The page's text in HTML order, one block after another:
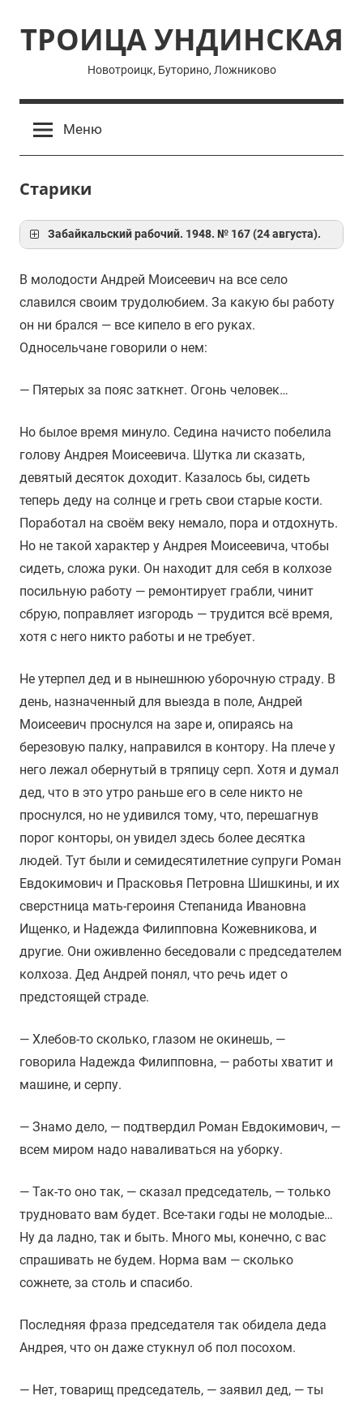
содержимому
ТРОИЦА УНДИНСКАЯ
Новотроицк, Буторино, Ложниково
Меню
Старики
Забайкальский рабочий. 1948. № 167 (24 августа).
В молодости Андрей Моисеевич на все село
славился своим трудолюбием. За какую бы работу
он ни брался — все кипело в его руках.
Односельчане говорили о нем:
— Пятерых за пояс заткнет. Огонь человек…
Но былое время минуло. Седина начисто побелила
голову Андрея Моисеевича. Шутка ли сказать,
девятый десяток доходит. Казалось бы, сидеть
теперь деду на солнце и греть свои старые кости.
Поработал на своём веку немало, пора и отдохнуть.
Но не такой характер у Андрея Моисеевича, чтобы
сидеть, сложа руки. Он находит для себя в колхозе
посильную работу — ремонтирует грабли, чинит
сбрую, поправляет изгородь — трудится всё время,
хотя с него никто работы и не требует.
Не утерпел дед и в нынешнюю уборочную страду. В
день, назначенный для выезда в поле, Андрей
Моисеевич проснулся на заре и, опираясь на
березовую палку, направился в контору. На плече у
него лежал обернутый в тряпицу серп. Хотя и думал
дед, что в это утро раньше его в селе никто не
проснулся, но не удивился тому, что, перешагнув
порог конторы, он увидел здесь более десятка
людей. Тут были и семидесятилетние супруги Роман
Евдокимович и Прасковья Петровна Шишкины, и их
сверстница мать-героиня Степанида Ивановна
Ищенко, и Надежда Филипповна Кожевникова, и
другие. Они оживленно беседовали с председателем
колхоза. Дед Андрей понял, что речь идет о
предстоящей страде.
— Хлебов-то сколько, глазом не окинешь, —
говорила Надежда Филипповна, — работы хватит и
машине, и серпу.
— Знамо дело, — подтвердил Роман Евдокимович, —
всем миром надо наваливаться на уборку.
— Так-то оно так, — сказал председатель, — только
трудновато вам будет. Все-таки годы не молодые…
Ну да ладно, так и быть. Много мы, конечно, с вас
спрашивать не будем. Норма вам — сколько
сожнете, за столь и спасибо.
Последняя фраза председателя так обидела деда
Андрея, что он даже стукнул об пол посохом.
— Нет, товарищ председатель, — заявил дед, — ты